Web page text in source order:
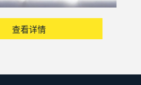
查看详情